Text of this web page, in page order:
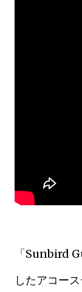
「Sunbird
したアコー